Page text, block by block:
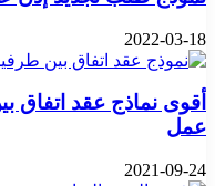
2022-03-18
أقوى نماذج عقد
عمل
2021-09-24